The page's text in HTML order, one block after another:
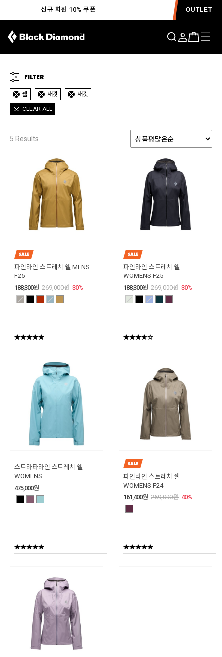
신규 회원 10% 쿠폰 OUTLET
쉘 재킷 재킷
CLEAR ALL
FILTER
5 Results
파인라인 스트레치 쉘 MENS
F25
188,300원 269,000원 30%
파인라인 스트레치 쉘
WOMENS F25
188,300원 269,000원 30%
스트라타라인 스트레치 쉘
WOMENS
475,000원
파인라인 스트레치 쉘
WOMENS F24
161,400원 269,000원 40%